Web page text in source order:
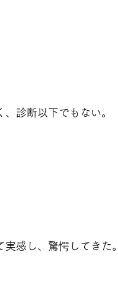
診断以下でもない。
感し、驚愕してきた。